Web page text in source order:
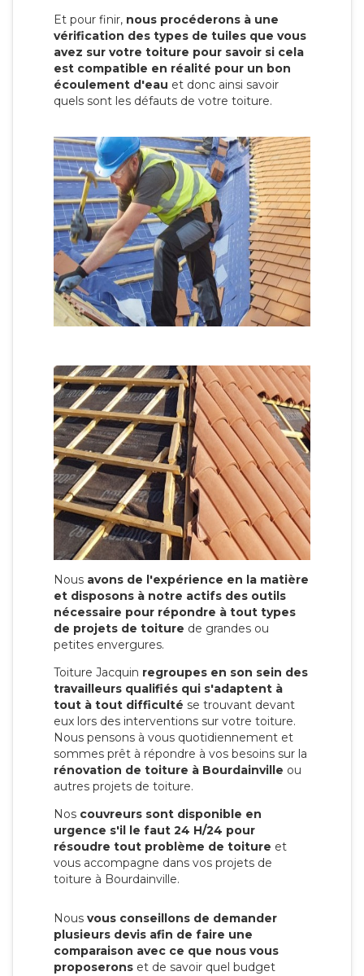
Et pour finir, nous procéderons à une
vérification des types de tuiles que vous
avez sur votre toiture pour savoir si cela
est compatible en réalité pour un bon
écoulement d'eau et donc ainsi savoir
quels sont les défauts de votre toiture.
Nous avons de l'expérience en la matière
et disposons à notre actifs des outils
nécessaire pour répondre à tout types
de projets de toiture de grandes ou
petites envergures.
Toiture Jacquin regroupes en son sein des
travailleurs qualifiés qui s'adaptent à
tout à tout difficulté se trouvant devant
eux lors des interventions sur votre toiture.
Nous pensons à vous quotidiennement et
sommes prêt à répondre à vos besoins sur la
rénovation de toiture à Bourdainville ou
autres projets de toiture.
Nos couvreurs sont disponible en
urgence s'il le faut 24 H/24 pour
résoudre tout problème de toiture et
vous accompagne dans vos projets de
toiture à Bourdainville.
Nous vous conseillons de demander
plusieurs devis afin de faire une
comparaison avec ce que nous vous
proposerons et de savoir quel budget